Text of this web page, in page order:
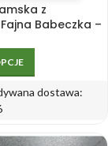
z
Babeczka –
na
dostawa: